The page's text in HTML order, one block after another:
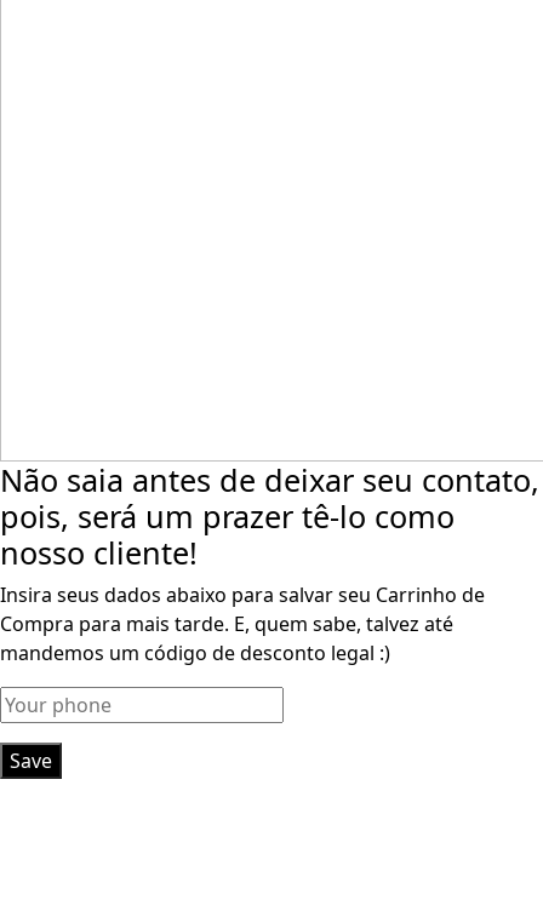
Não saia antes de deixar seu contato,
pois, será um prazer tê-lo como
nosso cliente!
Insira seus dados abaixo para salvar seu Carrinho de
Compra para mais tarde. E, quem sabe, talvez até
mandemos um código de desconto legal :)
Save